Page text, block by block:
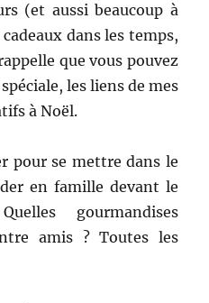
(et aussi beaucoup à
dans les temps,
que vous pouvez
les liens de mes
à Noël.
pour se mettre dans le
en famille devant le
gourmandises
amis ? Toutes les